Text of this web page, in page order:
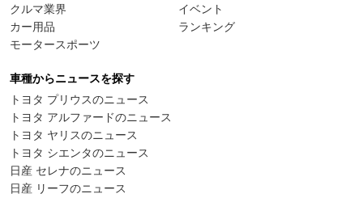
クルマ業界
カー用品
モータースポーツ
イベント
ランキング
車種からニュースを探す
トヨタ プリウスのニュース
トヨタ アルファードのニュース
トヨタ ヤリスのニュース
トヨタ シエンタのニュース
日産 セレナのニュース
日産 リーフのニュース